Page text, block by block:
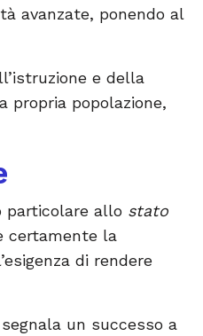
avanzate, ponendo al
e della
propria popolazione,
particolare allo stato
certamente la
di rendere
un successo a